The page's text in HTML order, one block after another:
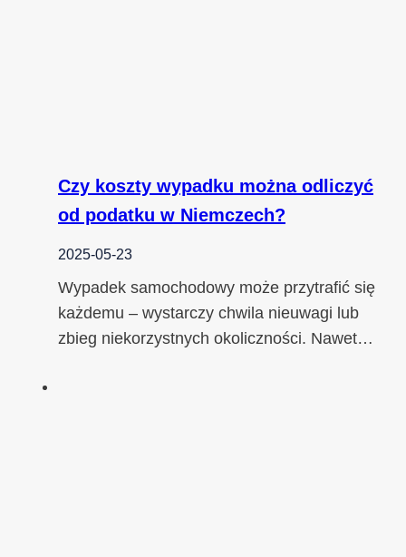
Czy koszty wypadku można odliczyć
od podatku w Niemczech?
2025-05-23
Wypadek samochodowy może przytrafić się
każdemu – wystarczy chwila nieuwagi lub
zbieg niekorzystnych okoliczności. Nawet…